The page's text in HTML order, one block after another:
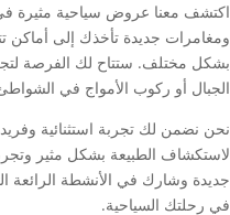
اكتشف معنا عروض سياحية مثيرة
ومغامرات جديدة تأخذك إلى أماكن
بشكل مختلف. ستتاح لك الفرصة
الجبال أو ركوب الأمواج في
نحن نضمن لك تجربة استثنائية
لاستكشاف الطبيعة بشكل مثير
جديدة وشارك في الأنشطة الرائعة
في رحلتك السياحية.